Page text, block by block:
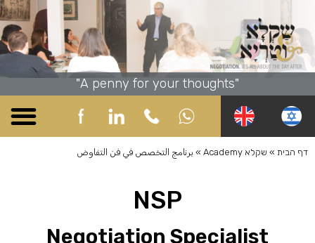
"A penny for your thoughts"
דף הבית » שקלא Academy » برنامج التخصص في فن التفاوض
NSP
Negotiation Specialist